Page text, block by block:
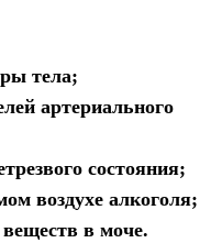
тела;
артериального
состояния;
воздухе алкоголя;
в моче.